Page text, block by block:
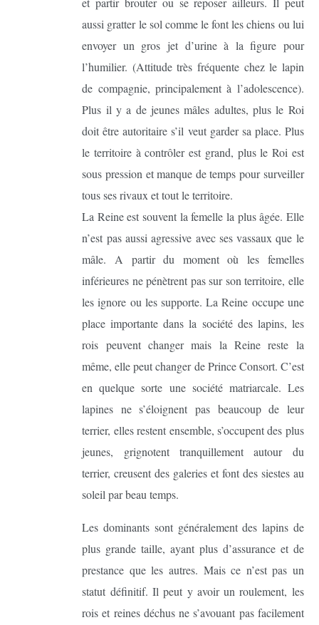
aussi gratter le sol comme le font les chiens ou lui
envoyer un gros jet d’urine à la figure pour
l’humilier. (Attitude très fréquente chez le lapin
de compagnie, principalement à l’adolescence).
Plus il y a de jeunes mâles adultes, plus le Roi
doit être autoritaire s’il veut garder sa place. Plus
le territoire à contrôler est grand, plus le Roi est
sous pression et manque de temps pour surveiller
tous ses rivaux et tout le territoire.
La Reine est souvent la femelle la plus âgée. Elle
n’est pas aussi agressive avec ses vassaux que le
mâle. A partir du moment où les femelles
inférieures ne pénètrent pas sur son territoire, elle
les ignore ou les supporte. La Reine occupe une
place importante dans la société des lapins, les
rois peuvent changer mais la Reine reste la
même, elle peut changer de Prince Consort. C’est
en quelque sorte une société matriarcale. Les
lapines ne s’éloignent pas beaucoup de leur
terrier, elles restent ensemble, s’occupent des plus
jeunes, grignotent tranquillement autour du
terrier, creusent des galeries et font des siestes au
soleil par beau temps.
Les dominants sont généralement des lapins de
plus grande taille, ayant plus d’assurance et de
prestance que les autres. Mais ce n’est pas un
statut définitif. Il peut y avoir un roulement, les
rois et reines déchus ne s’avouant pas facilement